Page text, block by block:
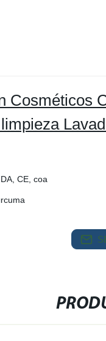
Cosméticos
CE, coa